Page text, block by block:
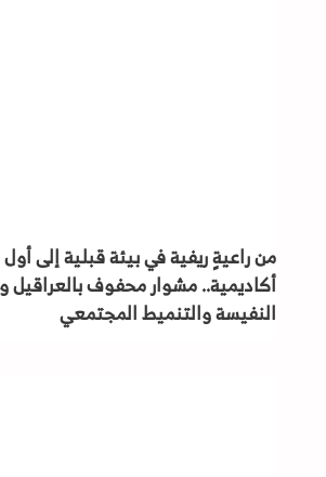
من راعيةٍ ريفية في بيئة قبلية إلى
أكاديمية.. مشوار محفوف بالعراقيل
النفيسة والتنميط المجتمعي